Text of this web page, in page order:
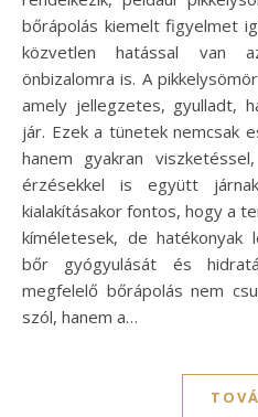
bőrápolás kiemelt figyelmet
közvetlen hatással van
önbizalomra is. A
amely jellegzetes, gyulladt,
jár. Ezek a tünetek nemcsak
hanem gyakran
érzésekkel is együtt
kialakításakor fontos, hogy a
kíméletesek, de hatékonyak
bőr gyógyulását és
megfelelő bőrápolás nem
szól, hanem a…